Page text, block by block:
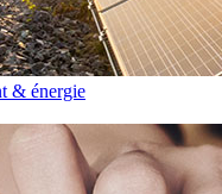
& énergie